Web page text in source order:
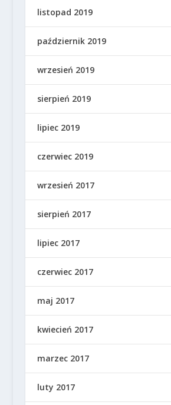
listopad 2019
październik 2019
wrzesień 2019
sierpień 2019
lipiec 2019
czerwiec 2019
wrzesień 2017
sierpień 2017
lipiec 2017
czerwiec 2017
maj 2017
kwiecień 2017
marzec 2017
luty 2017